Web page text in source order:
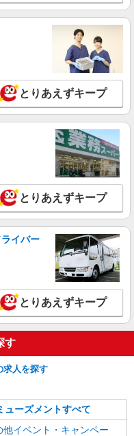
とりあえずキープ
とりあえずキープ
イバー
とりあえずキープ
す
求人を探す
ューズメントすべて
他イベント・キャンペー